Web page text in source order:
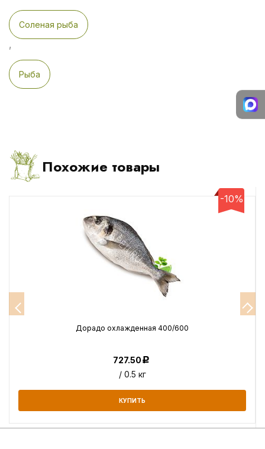
Соленая рыба
,
Рыба
Похожие товары
-10%
Дорадо охлажденная 400/600
727.50Р
/ 0.5 кг
КУПИТЬ